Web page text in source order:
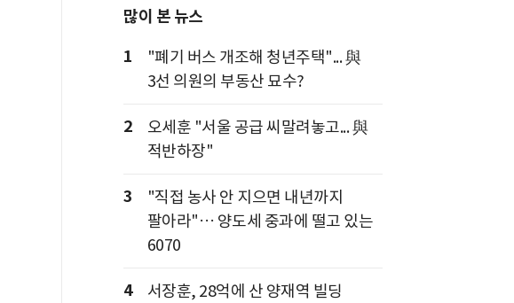
많이 본 뉴스
1
"폐기 버스 개조해 청년주택"... 與
3선 의원의 부동산 묘수?
2
오세훈 "서울 공급 씨말려놓고... 與
적반하장"
3
"직접 농사 안 지으면 내년까지
팔아라"… 양도세 중과에 떨고 있는
6070
4
서장훈, 28억에 산 양재역 빌딩